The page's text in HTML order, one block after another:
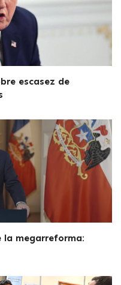
escasez de
la megarreforma: